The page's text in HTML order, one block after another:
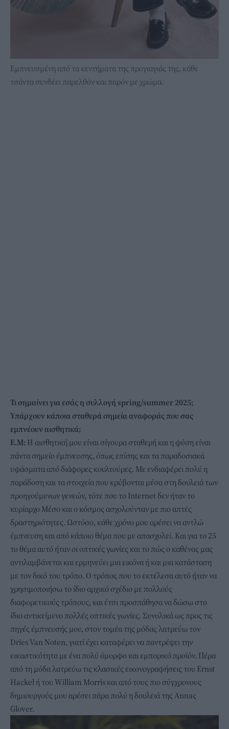
Εμπνευσμένη από τα κεντήματα της προγιαγιάς της, κάθε
τσάντα συνδέει παρελθόν και παρόν με χρώμα.
Τι σημαίνει για εσάς η συλλογή spring/summer 2025;
Υπάρχουν κάποια σταθερά σημεία αναφοράς που σας
εμπνέουν αισθητικά;
Ε.Μ: Η αισθητική μου είναι σίγουρα σταθερή και η φύση είναι
πάντα σημείο έμπνευσης, όπως επίσης και τα παραδοσιακά
υφάσματα από διάφορες κουλτούρες. Με ενδιαφέρει πολύ η
παράδοση και τα στοιχεία που κρύβονται μέσα στη δουλειά των
προηγούμενων γενεών, τότε που το Internet δεν ήταν το
κυρίαρχο Μέσο και ο κόσμος ασχολούνταν με πιο απτές
δραστηριότητες. Ωστόσο, κάθε χρόνο μου αρέσει να αντλώ
έμπνευση και από κάποιο θέμα που με απασχολεί. Και για το 25
το θέμα αυτό ήταν οι οπτικές γωνίες και το πώς ο καθένας μας
αντιλαμβάνεται και ερμηνεύει μια εικόνα ή και μια κατάσταση
με τον δικό του τρόπο. Ο τρόπος που το εκτέλεσα αυτό ήταν να
χρησιμοποιήσω το ίδιο αρχικό σχέδιο με πολλούς
διαφορετικούς τρόπους, και έτσι προσπάθησα να δώσω στο
ίδιο αντικείμενο πολλές οπτικές γωνίες. Συνολικά ως προς τις
πηγές έμπνευσής μου, στον τομέα της μόδας λατρεύω τον
Dries Van Noten, γιατί έχει καταφέρει να παντρέψει την
εικαστικότητα με ένα πολύ όμορφο και εμπορικό προϊόν. Πέρα
από τη μόδα λατρεύω τις κλασικές εικονογραφήσεις του Ernst
Hackel ή του William Morris και από τους πιο σύγχρονους
δημιουργούς μου αρέσει πάρα πολύ η δουλειά της Annaς
Glover.